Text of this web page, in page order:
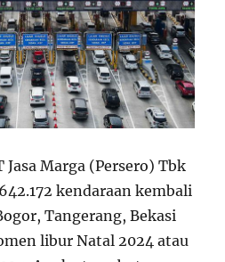
Jasa Marga (Persero) Tbk
kendaraan kembali
Tangerang, Bekasi
libur Natal 2024 atau